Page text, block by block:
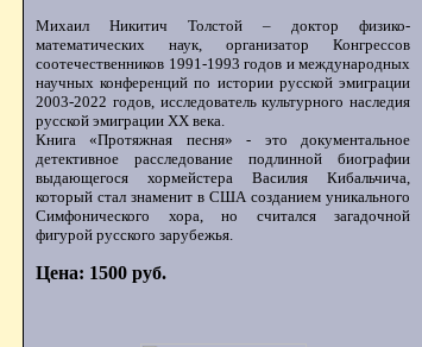
Михаил Никитич Толстой – доктор физико-
математических наук, организатор Конгрессов
соотечественников 1991-1993 годов и международных
научных конференций по истории русской эмиграции
2003-2022 годов, исследователь культурного наследия
русской эмиграции ХХ века.
Книга «Протяжная песня» - это документальное
детективное расследование подлинной биографии
выдающегося хормейстера Василия Кибальчича,
который стал знаменит в США созданием уникального
Симфонического хора, но считался загадочной
фигурой русского зарубежья.
Цена: 1500 руб.